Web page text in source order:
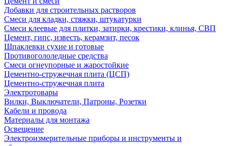
Добавки для строительных растворов
Смеси для кладки, стяжки, штукатурки
Смеси клеевые для плитки, затирки, крестики, клинья, СВП
Цемент, гипс, известь, керамзит, песок
Шпаклевки сухие и готовые
Противогололедные средства
Смеси огнеупорные и жаростойкие
Цементно-стружечная плита (ЦСП)
Цементно-стружечная плита
Электротовары
Вилки, Выключатели, Патроны, Розетки
Кабели и провода
Материалы для монтажа
Освещение
Электроизмерительные приборы и инструменты и